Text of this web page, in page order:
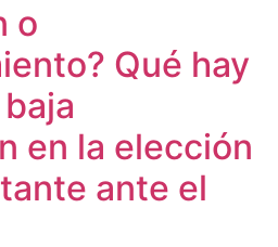
o
Qué hay
en la elección
ante el